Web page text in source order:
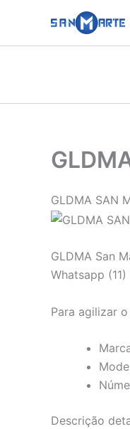
o
GLDMA SAN
GLDMA San
Whatsapp
Para agilizar
Descrição